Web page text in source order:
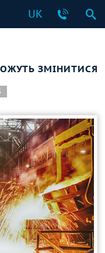
UK
ЗМІНИТИСЯ